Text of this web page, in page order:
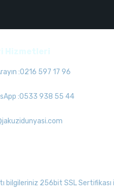
:0216 597 17 96
:0533 938 55 44
bilgileriniz 256bit SSL Sertifikası